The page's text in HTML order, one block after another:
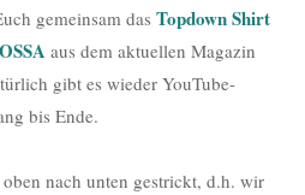
gemeinsam das Topdown Shirt
aus dem aktuellen Magazin
gibt es wieder YouTube-
bis Ende.
nach unten gestrickt, d.h. wir